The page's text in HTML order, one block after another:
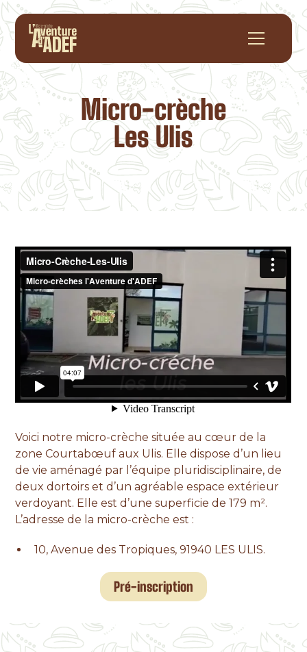
Micro-crèche
Les Ulis
Voici notre micro-crèche située au cœur de la
zone Courtabœuf aux Ulis. Elle dispose d’un lieu
de vie aménagé par l’équipe pluridisciplinaire, de
deux dortoirs et d’un agréable espace extérieur
verdoyant. Elle est d’une superficie de 179 m².
L’adresse de la micro-crèche est :
10, Avenue des Tropiques, 91940 LES ULIS.
Pré-inscription